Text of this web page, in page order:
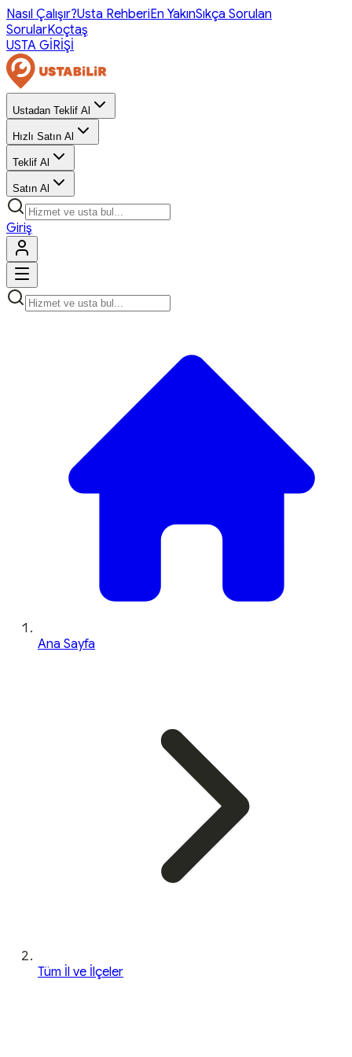
Nasıl Çalışır?Usta RehberiEn YakınSıkça Sorulan
SorularKoçtaş
USTA GİRİŞİ
Ustadan Teklif Al
Hızlı Satın Al
Teklif Al
Satın Al
Giriş
Ana Sayfa
Tüm İl ve İlçeler